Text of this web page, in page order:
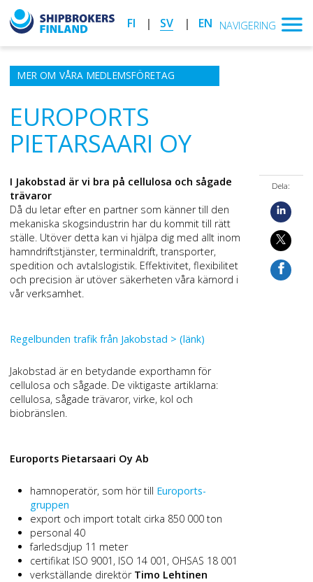
FI SV EN NAVIGERING
MER OM VÅRA MEDLEMSFÖRETAG
EUROPORTS
PIETARSAARI OY
I Jakobstad är vi bra på cellulosa och sågade
trävaror
Då du letar efter en partner som känner till den
mekaniska skogsindustrin har du kommit till rätt
ställe. Utöver detta kan vi hjälpa dig med allt inom
hamndriftstjänster, terminaldrift, transporter,
spedition och avtalslogistik. Effektivitet, flexibilitet
och precision är utöver säkerheten våra kärnord i
vår verksamhet.
Regelbunden trafik från Jakobstad > (länk)
Jakobstad är en betydande exporthamn för
cellulosa och sågade. De viktigaste artiklarna:
cellulosa, sågade trävaror, virke, kol och
biobränslen.
Euroports Pietarsaari Oy Ab
hamnoperatör, som hör till Euroports-
gruppen
export och import totalt cirka 850 000 ton
personal 40
farledsdjup 11 meter
certifikat ISO 9001, ISO 14 001, OHSAS 18 001
verkställande direktör Timo Lehtinen
Dela: